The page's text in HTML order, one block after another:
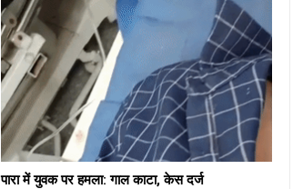
पारा में युवक पर हमला: गाल काटा, केस दर्ज